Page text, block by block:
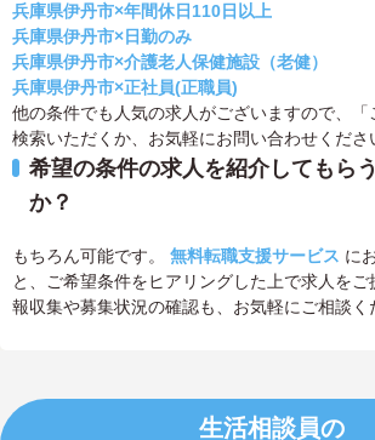
兵庫県伊丹市×年間休日110日以上
兵庫県伊丹市×日勤のみ
兵庫県伊丹市×介護老人保健施設（老健）
兵庫県伊丹市×正社員(正職員)
他の条件でも人気の求人がございますので、「
検索いただくか、お気軽にお問い合わせくださ
希望の条件の求人を紹介してもら
か？
もちろん可能です。 無料転職支援サービス に
と、ご希望条件をヒアリングした上で求人を
報収集や募集状況の確認も、お気軽にご相談く
生活相談員の